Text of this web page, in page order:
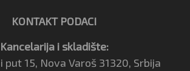
KONTAKT PODACI
Kancelarija i skladište:
15, Nova Varoš 31320, Srbija